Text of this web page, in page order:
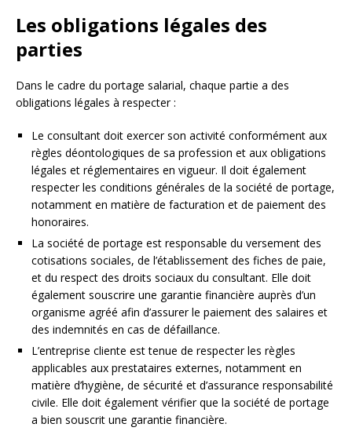
Les obligations légales des
parties
Dans le cadre du portage salarial, chaque partie a des
obligations légales à respecter :
Le consultant doit exercer son activité conformément aux
règles déontologiques de sa profession et aux obligations
légales et réglementaires en vigueur. Il doit également
respecter les conditions générales de la société de portage,
notamment en matière de facturation et de paiement des
honoraires.
La société de portage est responsable du versement des
cotisations sociales, de l’établissement des fiches de paie,
et du respect des droits sociaux du consultant. Elle doit
également souscrire une garantie financière auprès d’un
organisme agréé afin d’assurer le paiement des salaires et
des indemnités en cas de défaillance.
L’entreprise cliente est tenue de respecter les règles
applicables aux prestataires externes, notamment en
matière d’hygiène, de sécurité et d’assurance responsabilité
civile. Elle doit également vérifier que la société de portage
a bien souscrit une garantie financière.